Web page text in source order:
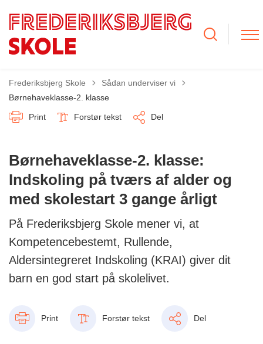
Frederiksbjerg Skole Tilbage til
Sådan underviser vi
Børnehaveklasse-2. klasse
Print Forstør tekst Del
Børnehaveklasse-2. klasse:
Indskoling på tværs af alder og
med skolestart 3 gange årligt
På Frederiksbjerg Skole mener vi, at
Kompetencebestemt, Rullende,
Aldersintegreret Indskoling (KRAI) giver dit
barn en god start på skolelivet.
Print Forstør tekst Del